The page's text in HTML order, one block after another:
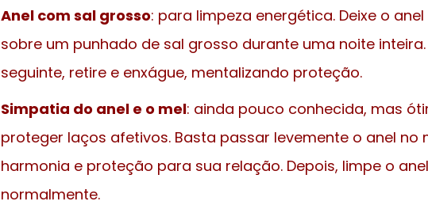
Anel com sal grosso: para limpeza energética. Deixe o
sobre um punhado de sal grosso durante uma noite inteira.
seguinte, retire e enxágue, mentalizando proteção.
Simpatia do anel e o mel: ainda pouco conhecida, mas
proteger laços afetivos. Basta passar levemente o anel no
harmonia e proteção para sua relação. Depois, limpe o
normalmente.